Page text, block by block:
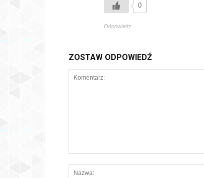
0
Odpowiedz
ZOSTAW ODPOWIEDŹ